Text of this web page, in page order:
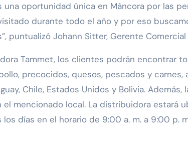
una oportunidad única en Máncora por las
durante todo el año y por eso
puntualizó Johann Sitter, Gerente
Tammet, los clientes podrán encontrar
precocidos, quesos, pescados y
Chile, Estados Unidos y Bolivia.
mencionado local. La distribuidora estará
los días en el horario de 9:00 a. m. a 9:00 p.